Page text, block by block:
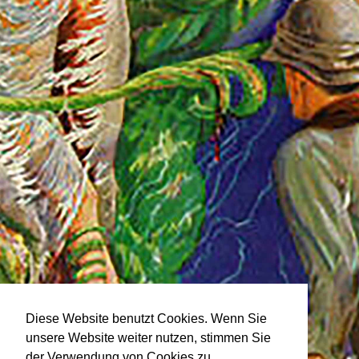
Diese Website benutzt Cookies. Wenn Sie
unsere Website weiter nutzen, stimmen Sie